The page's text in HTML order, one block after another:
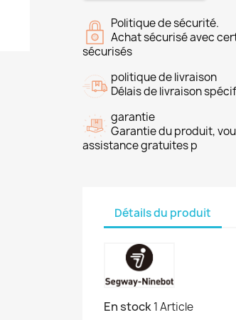
Politique de sécurité.
Achat sécurisé avec
sécurisés
politique de livraison
Délais de livraison
garantie
Garantie du produit,
assistance gratuites p
Détails du produit
En stock1 Article